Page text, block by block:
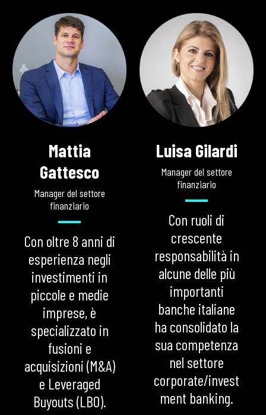
Mattia
Gattesco
Manager del settore
finanziario
Con oltre 8 anni di
esperienza negli
investimenti in
piccole e medie
imprese, è
specializzato in
fusioni e
acquisizioni (M&A)
e Leveraged
Buyouts (LBO).
Luisa Gilardi
Manager del settore
finanziario
Con ruoli di
crescente
responsabilità in
alcune delle più
importanti
banche italiane
ha consolidato la
sua competenza
nel settore
corporate/invest
ment banking.